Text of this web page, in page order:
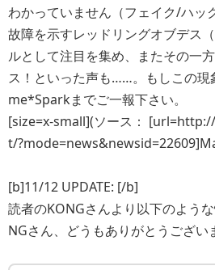
わかっていません（フェイク/ハッ
故障を示すレッドリングオブデス
ルとして注目を集め、またその一
ス！といった声も……。もしこの現
me*Sparkまでご一報下さい。
[size=x-small](ソース：
t/
[b]11/12 UPDATE: [/b]
読者のKONGさんより以下のよう
NGさん、どうもありがとうござい